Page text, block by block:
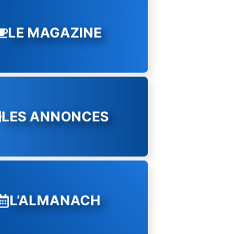
LE MAGAZINE
LES ANNONCES
L’ALMANACH